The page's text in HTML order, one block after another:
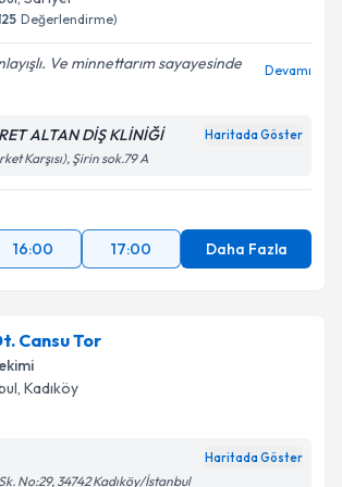
Değerlendirme)
Ve minnettarım sayayesinde
Devamı
ALTAN DİŞ KLİNİĞİ Haritada Göster
Karşısı), Şirin sok.79 A
16:00 17:00 Daha Fazla
Cansu Tor
, Kadıköy
Haritada Göster
No:29, 34742 Kadıköy/İstanbul